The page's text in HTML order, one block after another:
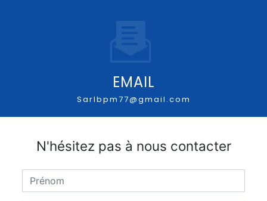
EMAIL
sarlbpm77@gmail.com
N'hésitez pas à nous contacter